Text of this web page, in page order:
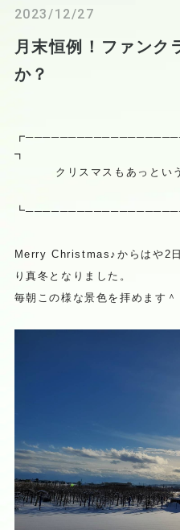
2023/12/27
月末恒例！ファンク
か？
┓
クリスマスもあっとい
Merry Christmas♪からはや2
り真冬となりました。
毎朝この様な景色を拝めます＾